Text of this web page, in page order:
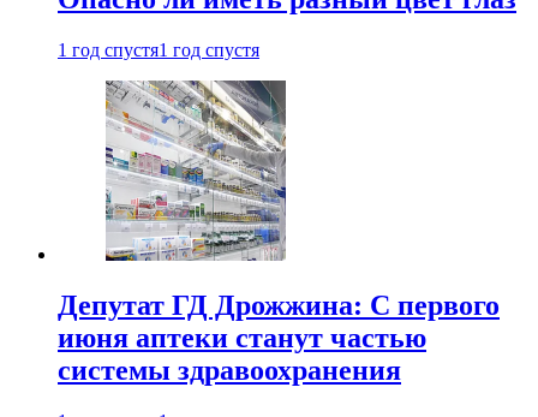
1 год спустя1 год спустя
Депутат ГД Дрожжина: С первого
июня аптеки станут частью
системы здравоохранения